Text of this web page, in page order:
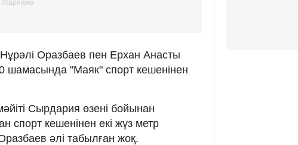
Оразбаев пен Ерхан Анасты
шамасында "Маяк" спорт кешенінен
Сырдария өзені бойынан
спорт кешенінен екі жүз метр
әлі табылған жоқ.